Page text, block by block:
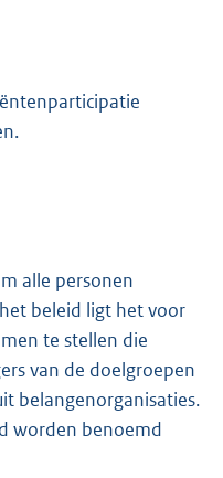
alle personen
beleid ligt het voor
te stellen die
van de doelgroepen
belangenorganisaties.
worden benoemd